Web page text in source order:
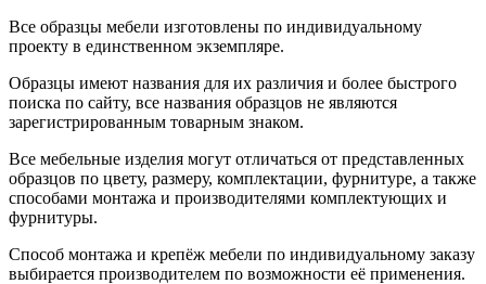
Все образцы мебели изготовлены по индивидуальному
проекту в единственном экземпляре.
Образцы имеют названия для их различия и более быстрого
поиска по сайту, все названия образцов не являются
зарегистрированным товарным знаком.
Все мебельные изделия могут отличаться от представленных
образцов по цвету, размеру, комплектации, фурнитуре, а также
способами монтажа и производителями комплектующих и
фурнитуры.
Способ монтажа и крепёж мебели по индивидуальному заказу
выбирается производителем по возможности её применения.